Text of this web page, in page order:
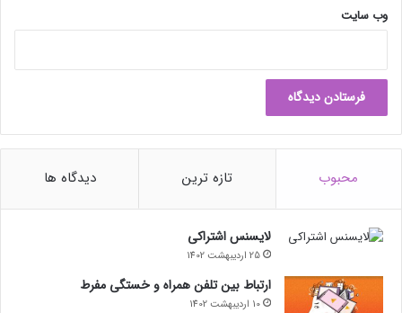
وب‌ سایت
محبوب تازه ترین دیدگاه ها
لایسنس اشتراکی
25 اردیبهشت 1402
ارتباط بین تلفن همراه و خستگی مفرط
10 اردیبهشت 1402